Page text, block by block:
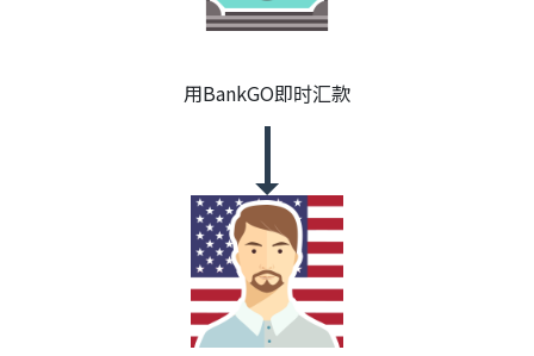
用BankGO即时汇款